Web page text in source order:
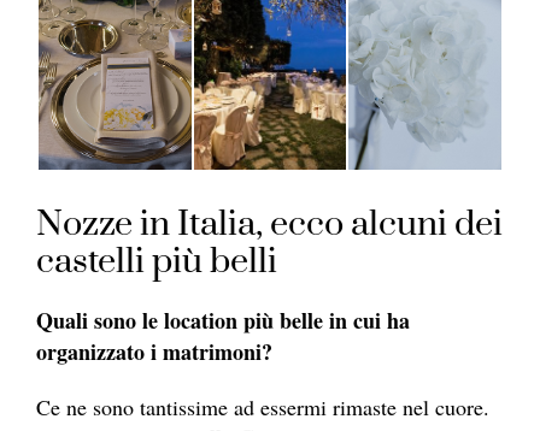
Nozze in Italia, ecco alcuni dei
castelli più belli
Quali sono le location più belle in cui ha
organizzato i matrimoni?
Ce ne sono tantissime ad essermi rimaste nel cuore.